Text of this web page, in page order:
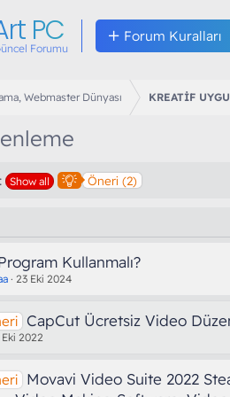
PC
Forumu
Forum Kuralları
Webmaster Dünyası KREATİF
Show all Öneri (2)
Kullanmalı?
23 Eki 2024
CapCut Ücretsiz Video
2022
Movavi Video Suite 2022